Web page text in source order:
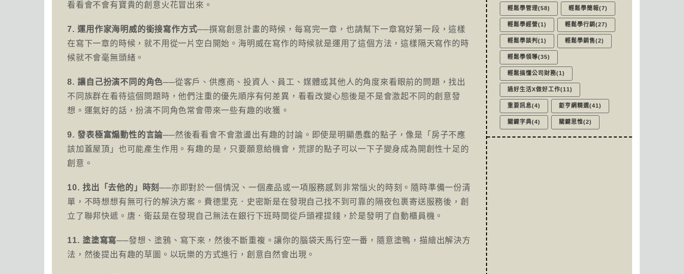
看看會不會有寶貴的創意火花冒出來。
7. 運用作家海明威的銜接寫作方式──撰寫創意計畫的時候，每寫完一章，也請幫下一章寫好第一段，這樣
在寫下一章的時候，就不用從一片空白開始。海明威在寫作的時候就是運用了這個方法，這樣隔天寫作的時
候就不會毫無頭緒。
8. 讓自己扮演不同的角色──從客戶、供應商、投資人、員工、媒體或其他人的角度來看眼前的問題，找出
不同族群在看待這個問題時，他們注重的優先順序有何差異，看看改變心態後是不是會激起不同的創意發
想。運氣好的話，扮演不同角色常會帶來一些有趣的收獲。
9. 發表極富煽動性的言論──然後看看會不會激盪出有趣的討論。即使是明顯愚蠢的點子，像是「房子不應
該加蓋屋頂」也可能產生作用。有趣的是，只要願意給機會，荒謬的點子可以一下子變身成為開創性十足的
創意。
10. 找出「去他的」時刻──亦即對於一個情況、一個產品或一項服務感到非常惱火的時刻。隨時準備一份清
單，不時想想有無可行的解決方案。費德里克．史密斯是在發現自己找不到可靠的隔夜包裹寄送服務後，創
立了聯邦快遞。唐．衛茲是在發現自己無法在銀行下班時間從戶頭裡提錢，於是發明了自動櫃員機。
11. 塗塗寫寫──發想、塗鴉、寫下來，然後不斷重複。讓你的腦袋天馬行空一番，隨意塗鴨，描繪出解決方
法，然後提出有趣的草圖。以玩樂的方式進行，創意自然會出現。
輕鬆學管理(58) 輕鬆學簡報(7)
輕鬆學經營(1) 輕鬆學行銷(27)
輕鬆學談判(1) 輕鬆學銷售(2)
輕鬆學領導(35)
輕鬆搞懂公司財務(1)
過好生活X做好工作(11)
重要訊息(4) 鉅亨網精選(41)
關鍵字典(4) 關鍵思惟(2)